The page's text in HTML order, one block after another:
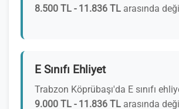
8.500 TL - 11.836 TL arasında
E Sınıfı Ehliyet
Trabzon Köprübaşı'da E sınıfı
9.000 TL - 11.836 TL arasında